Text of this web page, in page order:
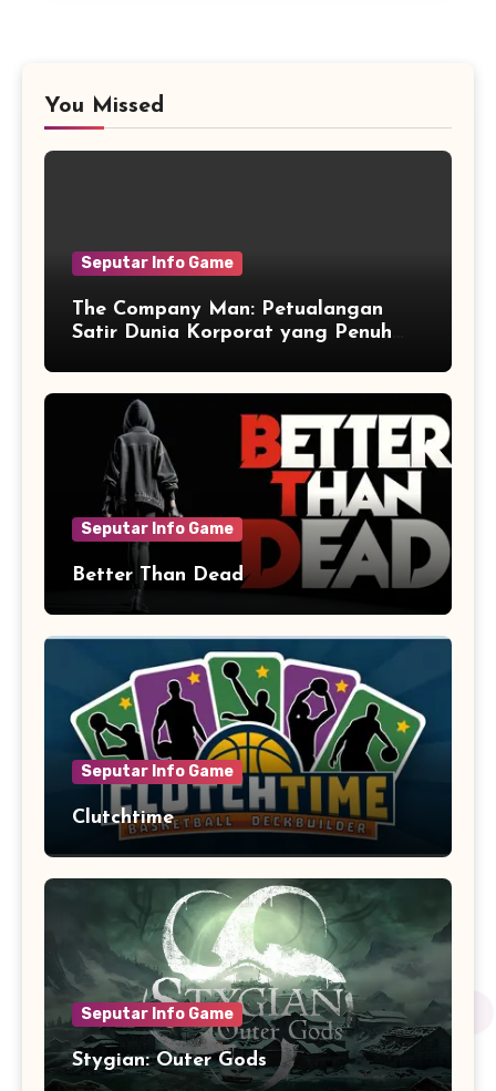
You Missed
Seputar Info Game
The Company Man: Petualangan
Satir Dunia Korporat yang Penuh
Seputar Info Game
Better Than Dead
Seputar Info Game
Clutchtime
Seputar Info Game
Stygian: Outer Gods